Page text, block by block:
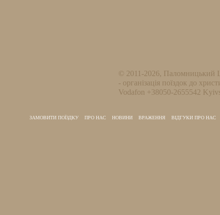
© 2011-2026, Паломницький
- організація поїздок до
Vodafon +38050-2655542
ЗАМОВИТИ ПОЇЗДКУ ПРО НАС НОВИНИ ВРАЖЕННЯ ВІДГУКИ ПРО НАС